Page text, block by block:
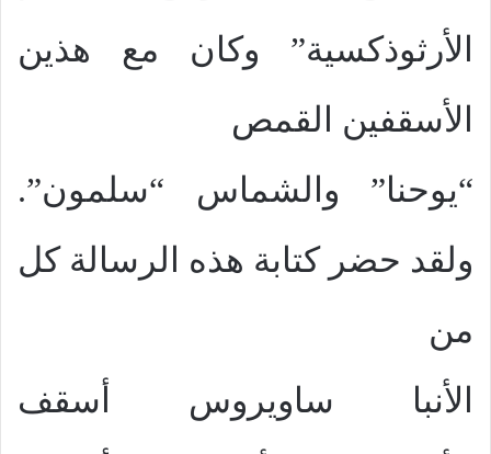
الأرثوذكسية” وكان مع هذين
الأسقفين القمص
“يوحنا” والشماس “سلمون”.
ولقد حضر كتابة هذه الرسالة كل
من
الأنبا ساويروس أسقف